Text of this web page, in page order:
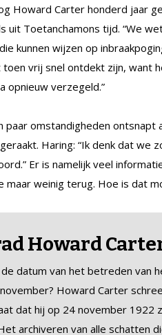
Howard Carter honderd jaar
Toetanchamons tijd. “We
kunnen wijzen op
vrij snel ontdekt zijn, want
opnieuw verzegeld.”
paar omstandigheden ontsnapt
Haring: “Ik denk dat we
Er is namelijk veel
maar weinig terug. Hoe is dat
Howard
datum van het betreden van
Howard Carter
dat hij op 24 november 1922
archiveren van alle schatten